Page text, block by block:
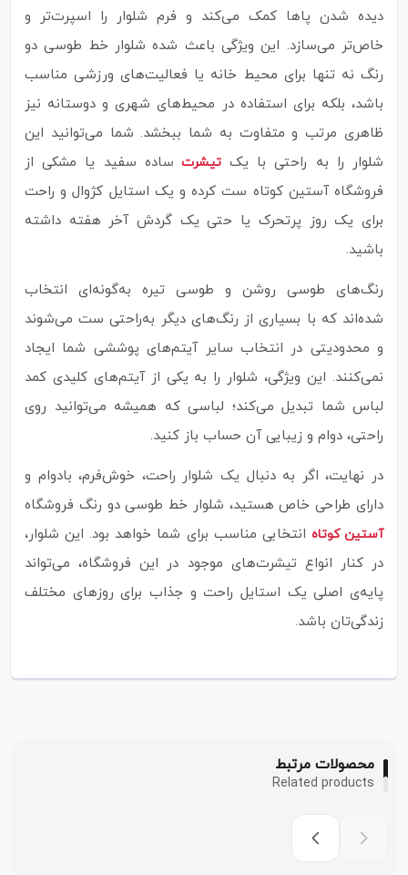
دیده شدن پاها کمک می‌کند و فرم شلوار را اسپرت‌تر و
خاص‌تر می‌سازد. این ویژگی باعث شده شلوار خط طوسی دو
رنگ نه‌ تنها برای محیط خانه یا فعالیت‌های ورزشی مناسب
باشد، بلکه برای استفاده در محیط‌های شهری و دوستانه نیز
ظاهری مرتب و متفاوت به شما ببخشد. شما می‌توانید این
شلوار را به‌ راحتی با یکتیشرت ساده سفید یا مشکی از
فروشگاه آستین کوتاه ست کرده و یک استایل کژوال و راحت
برای یک روز پرتحرک یا حتی یک گردش آخر هفته داشته
باشید.
رنگ‌های طوسی روشن و طوسی تیره به‌گونه‌ای انتخاب
شده‌اند که با بسیاری از رنگ‌های دیگر به‌راحتی ست می‌شوند
و محدودیتی در انتخاب سایر آیتم‌های پوششی شما ایجاد
نمی‌کنند. این ویژگی، شلوار را به یکی از آیتم‌های کلیدی کمد
لباس شما تبدیل می‌کند؛ لباسی که همیشه می‌توانید روی
راحتی، دوام و زیبایی آن حساب باز کنید.
در نهایت، اگر به دنبال یک شلوار راحت، خوش‌فرم، بادوام و
دارای طراحی خاص هستید، شلوار خط طوسی دو رنگ فروشگاه
آستین کوتاه انتخابی مناسب برای شما خواهد بود. این شلوار،
در کنار انواع تیشرت‌های موجود در این فروشگاه، می‌تواند
پایه‌ی اصلی یک استایل راحت و جذاب برای روزهای مختلف
زندگی‌تان باشد.
محصولات مرتبط
Related products